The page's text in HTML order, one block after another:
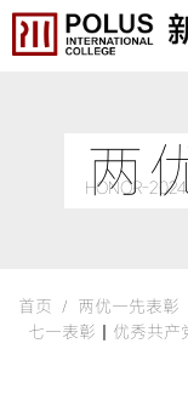
HONOR-2024
两
首页 / 两优一先表彰
七一表彰丨优秀共